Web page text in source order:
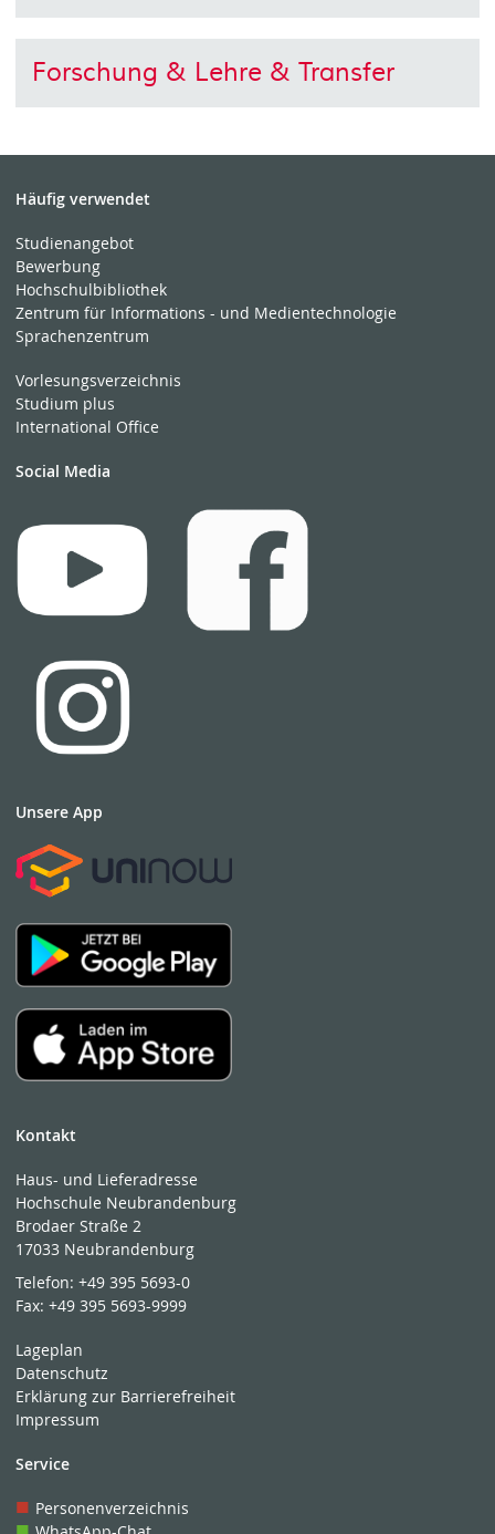
Forschung & Lehre & Transfer
Häufig verwendet
Studienangebot
Bewerbung
Hochschulbibliothek
Zentrum für Informations - und Medientechnologie
Sprachenzentrum
Vorlesungsverzeichnis
Studium plus
International Office
Social Media
Unsere App
Kontakt
Haus- und Lieferadresse
Hochschule Neubrandenburg
Brodaer Straße 2
17033 Neubrandenburg
Telefon:+49 395 5693-0
Fax:+49 395 5693-9999
Lageplan
Datenschutz
Erklärung zur Barrierefreiheit
Impressum
Service
Personenverzeichnis